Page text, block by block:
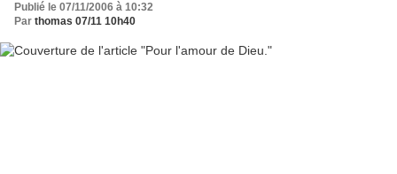
Publié le 07/11/2006 à 10:32
Par thomas 07/11 10h40